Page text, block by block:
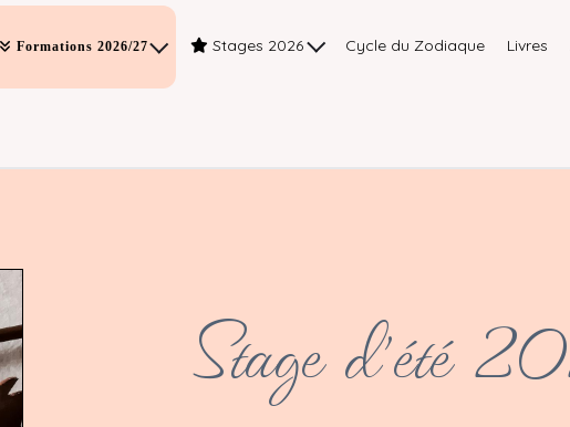
Formations 2026/27 Stages 2026 Cycle du Zodiaque Livres
Stage d'été